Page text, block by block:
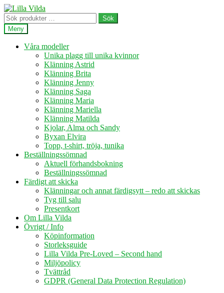
Hoppa
till
navigering
Hoppa
till
innehåll
Sök
efter:
Sök
Meny
Våra modeller
Unika plagg till unika kvinnor
Klänning Astrid
Klänning Brita
Klänning Jenny
Klänning Saga
Klänning Maria
Klänning Mariella
Klänning Matilda
Kjolar, Alma och Sandy
Byxan Elvira
Topp, t-shirt, tröja, tunika
Beställningssömnad
Aktuell förhandsbokning
Beställningssömnad
Färdigt att skicka
Klänningar och annat färdigsytt – redo att skickas
Tyg till salu
Presentkort
Om Lilla Vilda
Övrigt / Info
Köpinformation
Storleksguide
Lilla Vilda Pre-Loved – Second hand
Miljöpolicy
Tvättråd
GDPR (General Data Protection Regulation)